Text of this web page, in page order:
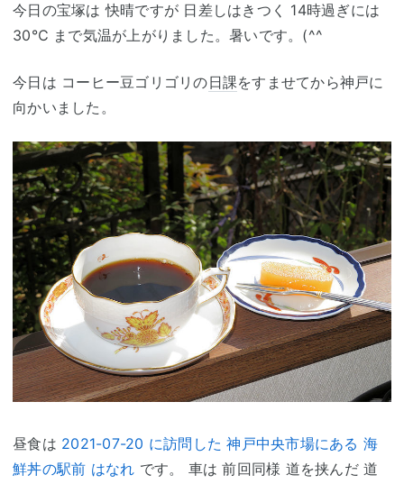
今日の宝塚は 快晴ですが 日差しはきつく 14時過ぎには
30℃ まで気温が上がりました。暑いです。(^^ゞ
今日は コーヒー豆ゴリゴリの日課をすませてから神戸に
向かいました。
昼食は 2021-07-20 に訪問した 神戸中央市場にある 海
鮮丼の駅前 はなれ です。 車は 前回同様 道を挟んだ 道